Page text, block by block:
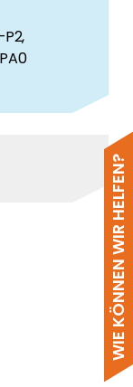
WIE KÖNNEN WIR HELFEN?